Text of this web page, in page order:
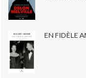
EN FIDÈLE